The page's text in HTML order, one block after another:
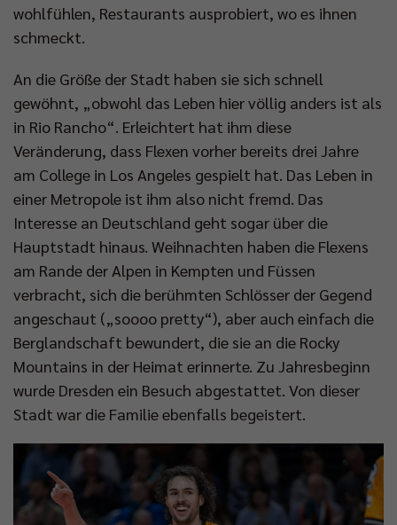
wohlfühlen, Restaurants ausprobiert, wo es ihnen
schmeckt.
An die Größe der Stadt haben sie sich schnell
gewöhnt, „obwohl das Leben hier völlig anders ist als
in Rio Rancho“. Erleichtert hat ihm diese
Veränderung, dass Flexen vorher bereits drei Jahre
am College in Los Angeles gespielt hat. Das Leben in
einer Metropole ist ihm also nicht fremd. Das
Interesse an Deutschland geht sogar über die
Hauptstadt hinaus. Weihnachten haben die Flexens
am Rande der Alpen in Kempten und Füssen
verbracht, sich die berühmten Schlösser der Gegend
angeschaut („soooo pretty“), aber auch einfach die
Berglandschaft bewundert, die sie an die Rocky
Mountains in der Heimat erinnerte. Zu Jahresbeginn
wurde Dresden ein Besuch abgestattet. Von dieser
Stadt war die Familie ebenfalls begeistert.